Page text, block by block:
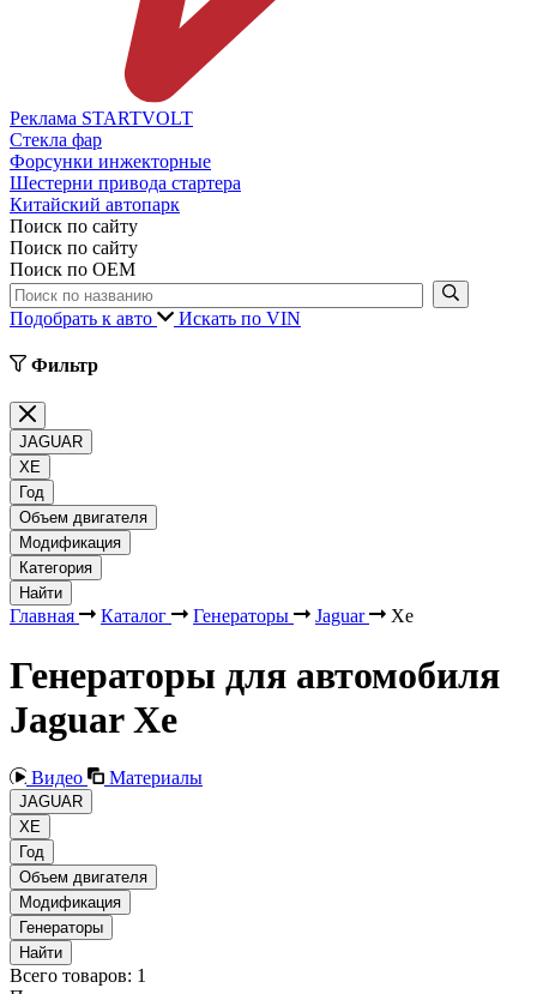
Реклама STARTVOLT
Стекла фар
Форсунки инжекторные
Шестерни привода стартера
Китайский автопарк
Поиск по сайту
Поиск по сайту
Поиск по ОЕМ
Подобрать к авто Искать по VIN
Фильтр
JAGUAR
XE
Год
Объем двигателя
Модификация
Категория
Найти
Главная Каталог Генераторы Jaguar Xe
Генераторы для автомобиля
Jaguar Xe
Видео Материалы
JAGUAR
XE
Год
Объем двигателя
Модификация
Генераторы
Найти
Всего товаров: 1